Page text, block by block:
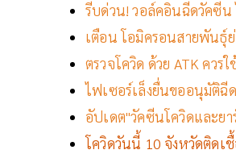
รีบด่วน! วอล์คอินฉีดวัคซีน
เตือน โอมิครอนสายพันธุ์
ตรวจโควิด ด้วย ATK ควร
ไฟเซอร์เล็งยื่นขออนุมัติฉี
อัปเดต"วัคซีนโควิดและย
โควิดวันนี้ 10 จังหวัดติดเ